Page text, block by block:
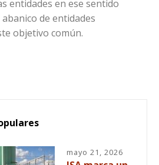
entidades en ese sentido
de entidades
objetivo común.
mayo 21, 2026